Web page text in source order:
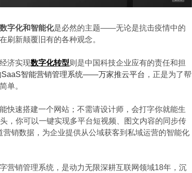
数字化和智能化是必然的主题——无论是抗击疫情中的
刷新颠覆旧有的各种观念。
济实现数字化转型则 是中国科技企业应有的责任和担
SaaS智能营销管理系统——万家推云平台 ，正是为了帮
单。
速搭建一个网站；不需请设计师，会打字你就能生
，你可以一键实现多平台短视频、图文内容的同步传
销数据，为企业提供从公域获客到私域运营的智能化
营销管理系统，是动力无限深耕互联网领域18年，沉